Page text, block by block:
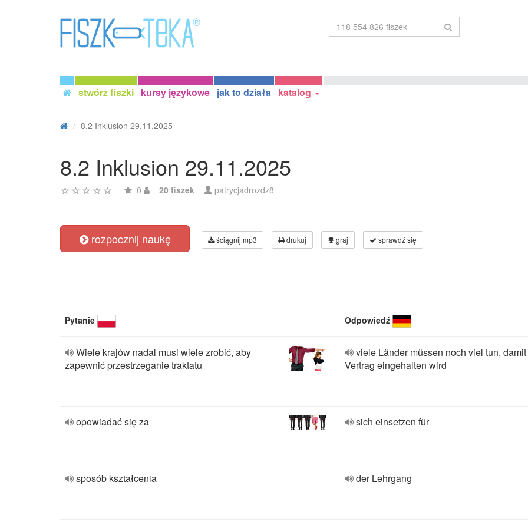
stwórz fiszki kursy językowe jak to działa katalog
8.2 Inklusion 29.11.2025
8.2 Inklusion 29.11.2025
0 20 fiszek patrycjadrozdz8
rozpocznij naukę ściągnij mp3 drukuj graj sprawdź się
Pytanie Odpowiedź
Wiele krajów nadal musi wiele zrobić, aby
zapewnić przestrzeganie traktatu
viele Länder müssen noch viel tun,
Vertrag eingehalten wird
opowiadać się za sich einsetzen für
sposób kształcenia der Lehrgang